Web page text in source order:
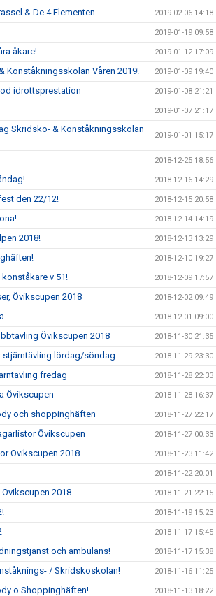
& De 4 Elementen 2019-02-06 14:18
2019-01-19 09:58
åkare! 2019-01-12 17:09
Konståkningsskolan Våren 2019! 2019-01-09 19:40
idrottsprestation 2019-01-08 21:21
2019-01-07 21:17
Skridsko- & Konståkningsskolan
2019-01-01 15:17
2018-12-25 18:56
2018-12-16 14:29
den 22/12! 2018-12-15 20:58
2018-12-14 14:19
2018! 2018-12-13 13:29
2018-12-10 19:27
v 51! 2018-12-09 17:57
Övikscupen 2018 2018-12-02 09:49
2018-12-01 09:00
Övikscupen 2018 2018-11-30 21:35
lördag/söndag 2018-11-29 23:30
fredag 2018-11-28 22:33
Övikscupen 2018-11-28 16:37
och shoppinghäften 2018-11-27 22:17
Övikscupen 2018-11-27 00:33
Övikscupen 2018 2018-11-23 11:42
2018-11-22 20:01
2018 2018-11-21 22:15
2018-11-19 15:23
2018-11-17 15:45
och ambulans! 2018-11-17 15:38
/ Skridskoskolan! 2018-11-16 11:25
o Shoppinghäften! 2018-11-13 18:22